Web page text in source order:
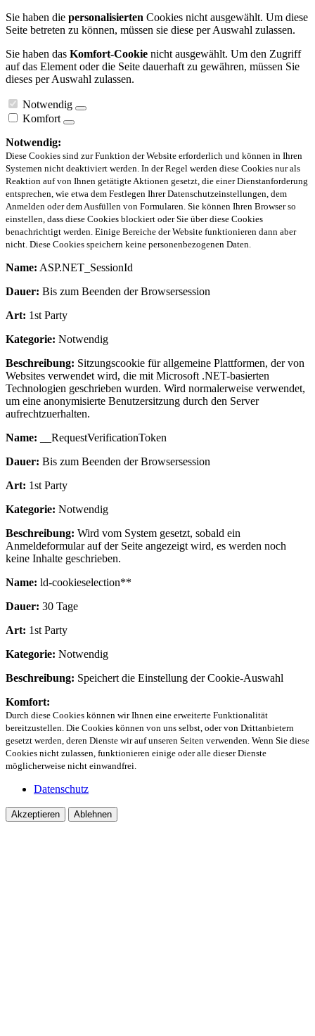
Sie haben die personalisierten Cookies nicht ausgewählt. Um diese
Seite betreten zu können, müssen sie diese per Auswahl zulassen.
Sie haben das Komfort-Cookie nicht ausgewählt. Um den Zugriff
auf das Element oder die Seite dauerhaft zu gewähren, müssen Sie
dieses per Auswahl zulassen.
Notwendig
Komfort
Notwendig:
Diese Cookies sind zur Funktion der Website erforderlich und können in Ihren
Systemen nicht deaktiviert werden. In der Regel werden diese Cookies nur als
Reaktion auf von Ihnen getätigte Aktionen gesetzt, die einer Dienstanforderung
entsprechen, wie etwa dem Festlegen Ihrer Datenschutzeinstellungen, dem
Anmelden oder dem Ausfüllen von Formularen. Sie können Ihren Browser so
einstellen, dass diese Cookies blockiert oder Sie über diese Cookies
benachrichtigt werden. Einige Bereiche der Website funktionieren dann aber
nicht. Diese Cookies speichern keine personenbezogenen Daten.
Name: ASP.NET_SessionId
Dauer: Bis zum Beenden der Browsersession
Art: 1st Party
Kategorie: Notwendig
Beschreibung: Sitzungscookie für allgemeine Plattformen, der von
Websites verwendet wird, die mit Microsoft .NET-basierten
Technologien geschrieben wurden. Wird normalerweise verwendet,
um eine anonymisierte Benutzersitzung durch den Server
aufrechtzuerhalten.
Name: __RequestVerificationToken
Dauer: Bis zum Beenden der Browsersession
Art: 1st Party
Kategorie: Notwendig
Beschreibung: Wird vom System gesetzt, sobald ein
Anmeldeformular auf der Seite angezeigt wird, es werden noch
keine Inhalte geschrieben.
Name: ld-cookieselection**
Dauer: 30 Tage
Art: 1st Party
Kategorie: Notwendig
Beschreibung: Speichert die Einstellung der Cookie-Auswahl
Komfort:
Durch diese Cookies können wir Ihnen eine erweiterte Funktionalität
bereitzustellen. Die Cookies können von uns selbst, oder von Drittanbietern
gesetzt werden, deren Dienste wir auf unseren Seiten verwenden. Wenn Sie diese
Cookies nicht zulassen, funktionieren einige oder alle dieser Dienste
möglicherweise nicht einwandfrei.
Datenschutz
Akzeptieren Ablehnen